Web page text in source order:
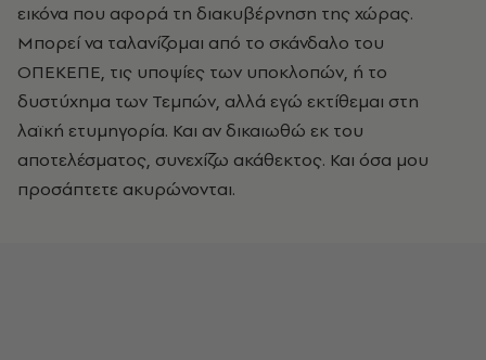
εικόνα που αφορά τη διακυβέρνηση της χώρας.
Μπορεί να ταλανίζομαι από το σκάνδαλο του
ΟΠΕΚΕΠΕ, τις υποψίες των υποκλοπών, ή το
δυστύχημα των Τεμπών, αλλά εγώ εκτίθεμαι στη
λαϊκή ετυμηγορία. Και αν δικαιωθώ εκ του
αποτελέσματος, συνεχίζω ακάθεκτος. Και όσα μου
προσάπτετε ακυρώνονται.